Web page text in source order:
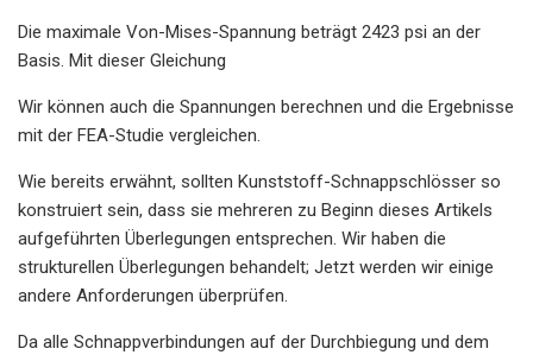
Die maximale Von-Mises-Spannung beträgt 2423 psi an der
Basis. Mit dieser Gleichung
Wir können auch die Spannungen berechnen und die Ergebnisse
mit der FEA-Studie vergleichen.
Wie bereits erwähnt, sollten Kunststoff-Schnappschlösser so
konstruiert sein, dass sie mehreren zu Beginn dieses Artikels
aufgeführten Überlegungen entsprechen. Wir haben die
strukturellen Überlegungen behandelt; Jetzt werden wir einige
andere Anforderungen überprüfen.
Da alle Schnappverbindungen auf der Durchbiegung und dem